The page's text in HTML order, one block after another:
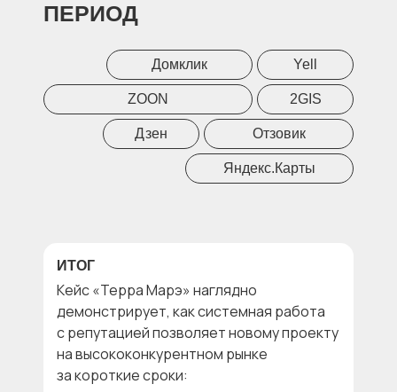
Яндекс.Карты
Отзовик
ZOON
Дзен
2GIS
Yell
Домклик
ПЕРИОД
Кейс «Терра Марэ» наглядно
демонстрирует, как системная работа
с репутацией позволяет новому проекту
на высококонкурентном рынке
за короткие сроки:
ИТОГ